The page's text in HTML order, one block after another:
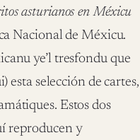
asturianos en Méxicu
Nacional de Méxicu.
ye’l tresfondu que
esta selección de cartes,
Estos dos
reproducen y